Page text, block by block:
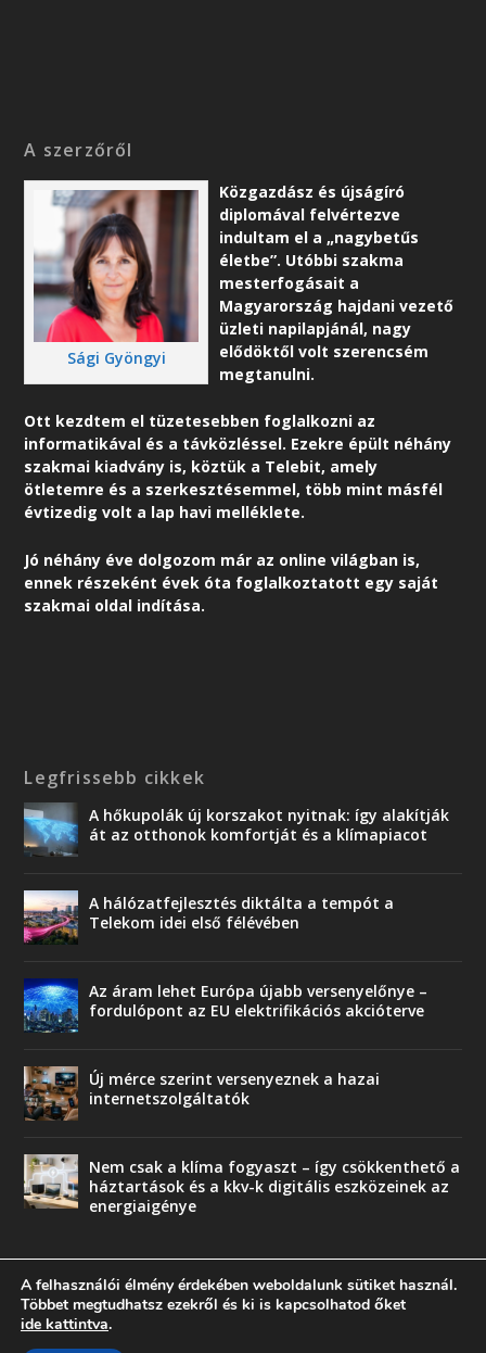
A szerzőről
Sági Gyöngyi
Közgazdász és újságíró
diplomával felvértezve
indultam el a „nagybetűs
életbe”. Utóbbi szakma
mesterfogásait a
Magyarország hajdani vezető
üzleti napilapjánál, nagy
elődöktől volt szerencsém
megtanulni.
Ott kezdtem el tüzetesebben foglalkozni az
informatikával és a távközléssel. Ezekre épült néhány
szakmai kiadvány is, köztük a Telebit, amely
ötletemre és a szerkesztésemmel, több mint másfél
évtizedig volt a lap havi melléklete.
Jó néhány éve dolgozom már az online világban is,
ennek részeként évek óta foglalkoztatott egy saját
szakmai oldal indítása.
Legfrissebb cikkek
A hőkupolák új korszakot nyitnak: így alakítják
át az otthonok komfortját és a klímapiacot
A hálózatfejlesztés diktálta a tempót a
Telekom idei első félévében
Az áram lehet Európa újabb versenyelőnye –
fordulópont az EU elektrifikációs akcióterve
Új mérce szerint versenyeznek a hazai
internetszolgáltatók
Nem csak a klíma fogyaszt – így csökkenthető a
háztartások és a kkv-k digitális eszközeinek az
energiaigénye
A felhasználói élmény érdekében weboldalunk sütiket használ.
Többet megtudhatsz ezekről és ki is kapcsolhatod őket
ide kattintva.